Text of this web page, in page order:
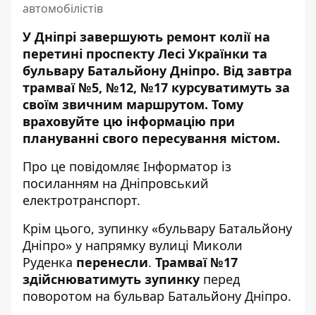
автомобілістів
У Дніпрі завершують ремонт колії на
перетині проспекту Лесі Українки та
бульвару Батальйону Дніпро. Від завтра
трамваї №5, №12, №17 курсуватимуть за
своїм звичним маршрутом. Тому
враховуйте цю інформацію при
плануванні свого пересування містом.
Про це повідомляє Інформатор із
посиланням на Дніпровський
електротранспорт.
Крім цього, зупинку «бульвару Батальйону
Дніпро» у напрямку вулиці Миколи
Руденка перенесли. Трамваї №17
здійснюватимуть зупинку перед
поворотом на бульвар Батальйону Дніпро.